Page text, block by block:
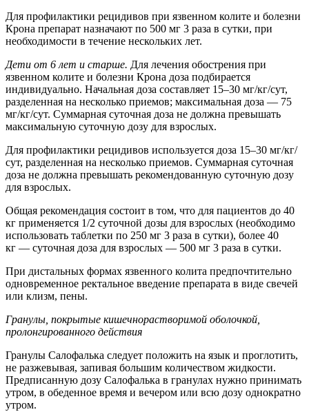
Для профилактики рецидивов при язвенном колите и болезни
Крона препарат назначают по 500 мг 3 раза в сутки, при
необходимости в течение нескольких лет.
Дети от 6 лет и старше. Для лечения обострения при
язвенном колите и болезни Крона доза подбирается
индивидуально. Начальная доза составляет 15–30 мг/кг/сут,
разделенная на несколько приемов; максимальная доза — 75
мг/кг/сут. Cуммарная суточная доза не должна превышать
максимальную суточную дозу для взрослых.
Для профилактики рецидивов используется доза 15–30 мг/кг/
сут, разделенная на несколько приемов. Суммарная суточная
доза не должна превышать рекомендованную суточную дозу
для взрослых.
Общая рекомендация состоит в том, что для пациентов до 40
кг применяется 1/2 суточной дозы для взрослых (необходимо
использовать таблетки по 250 мг 3 раза в сутки), более 40
кг — суточная доза для взрослых — 500 мг 3 раза в сутки.
При дистальных формах язвенного колита предпочтительно
одновременное ректальное введение препарата в виде свечей
или клизм, пены.
Гранулы, покрытые кишечнорастворимой оболочкой,
пролонгированного действия
Гранулы Салофалька следует положить на язык и проглотить,
не разжевывая, запивая большим количеством жидкости.
Предписанную дозу Салофалька в гранулах нужно принимать
утром, в обеденное время и вечером или всю дозу однократно
утром.